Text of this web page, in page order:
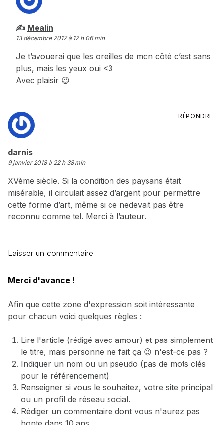
Mealin
13 décembre 2017 à 12 h 06 min
Je t’avouerai que les oreilles de mon côté c’est sans
plus, mais les yeux oui <3
Avec plaisir 😉
darnis
9 janvier 2018 à 22 h 38 min
XVème siècle. Si la condition des paysans était
misérable, il circulait assez d’argent pour permettre
cette forme d’art, même si ce nedevait pas être
reconnu comme tel. Merci à l’auteur.
RÉPONDRE
Laisser un commentaire
Merci d'avance !
Afin que cette zone d'expression soit intéressante
pour chacun voici quelques règles :
Lire l'article (rédigé avec amour) et pas simplement
le titre, mais personne ne fait ça 😉 n'est-ce pas ?
Indiquer un nom ou un pseudo (pas de mots clés
pour le référencement).
Renseigner si vous le souhaitez, votre site principal
ou un profil de réseau social.
Rédiger un commentaire dont vous n'aurez pas
honte dans 10 ans...